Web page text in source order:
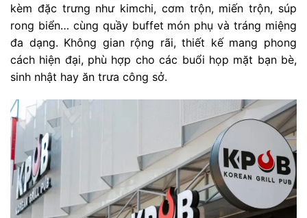
kèm đặc trưng như kimchi, cơm trộn, miến trộn, súp
rong biển… cùng quầy buffet món phụ và tráng miệng
đa dạng. Không gian rộng rãi, thiết kế mang phong
cách hiện đại, phù hợp cho các buổi họp mặt bạn bè,
sinh nhật hay ăn trưa công sở.